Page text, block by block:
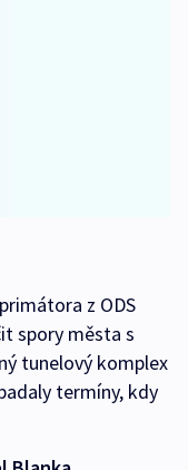
z ODS
spory města s
tunelový komplex
termíny, kdy